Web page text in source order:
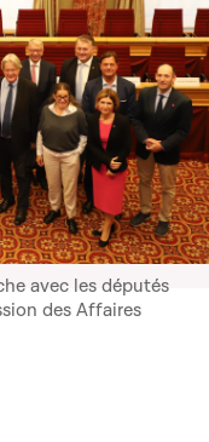
avec les députés
des Affaires